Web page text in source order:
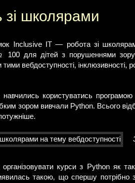
зі школярами
Inclusive IT — робота зі
100 для дітей з порушеннями
вебдоступності, інклюзивності,
навчились користуватись
зором вивчали Python. Всього
курси з Python як
такою, що спершу потрібно